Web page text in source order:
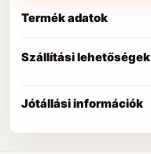
Termék adatok
Szállítási lehetőségek
Jótállási információk